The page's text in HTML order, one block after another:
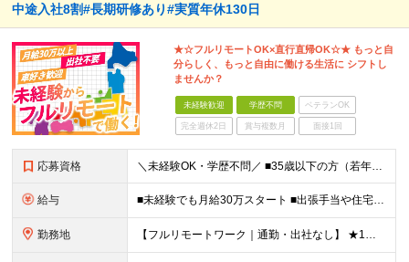
中途入社8割#長期研修あり#実質年休130日
★☆フルリモートOK×直行直帰OK☆★ もっと自
分らしく、もっと自由に働ける生活に シフトし
ませんか？
未経験歓迎 学歴不問 ベテランOK
完全週休2日 賞与複数月 面接1回
応募資格 ＼未経験OK・学歴不問／ ■35歳以下の方（若年層の長期キャリア形成のため） ■第二新卒OK ■普通自動車免許（AT）をお持ちの方 ▼▽こんな方はぜひご応募ください！▽▼ 「車の運転が好き！」 「地
給与 ■未経験でも月給30万スタート ■出張手当や住宅手当あり 【東京都・神奈川県】 月給35万円～60万円＋インセンティブ＋賞与＋諸手当 上記月給は、月42時間分の固定残業代（月8万3900円以上）を含
勤務地 【フルリモートワーク｜通勤・出社なし】 ★1人1台社用車貸与 ★転勤なし ★直帰直行OK 【本社】 兵庫県神戸市中央区明石町44 神戸御幸ビル4F ★☆積極採用中☆★ ◆北海道・東北：札幌／福島／